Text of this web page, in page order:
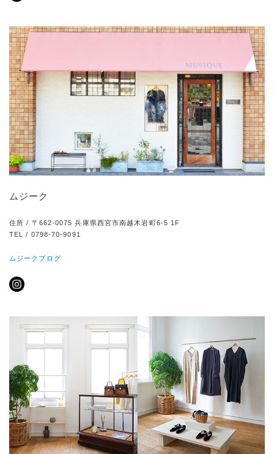
ムジーク
住所 / 〒662-0075 兵庫県西宮市南越木岩町6-5 1F
TEL / 0798-70-9091
ムジークブログ